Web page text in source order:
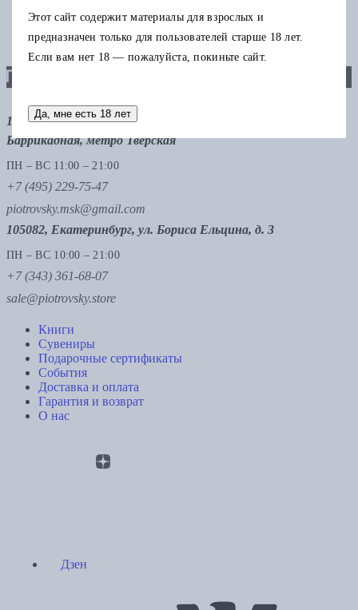
121069, Москва, ул. Малая Никитская 12, стр.12, метро
Баррикадная, метро Тверская
ПН – ВС 11:00 – 21:00
+7 (495) 229-75-47
piotrovsky.msk@gmail.com
105082, Екатеринбург, ул. Бориса Ельцина, д. 3
ПН – ВС 10:00 – 21:00
+7 (343) 361-68-07
sale@piotrovsky.store
Книги
Сувениры
Подарочные сертификаты
События
Доставка и оплата
Гарантия и возврат
О нас
Дзен
Этот сайт содержит материалы для взрослых и
предназначен только для пользователей старше 18 лет.
Если вам нет 18 — пожалуйста, покиньте сайт.
Да, мне есть 18 лет